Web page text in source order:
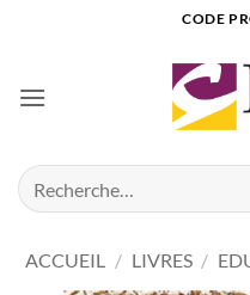
CODE
Recherche
pour :
ACCUEIL / LIVRES /